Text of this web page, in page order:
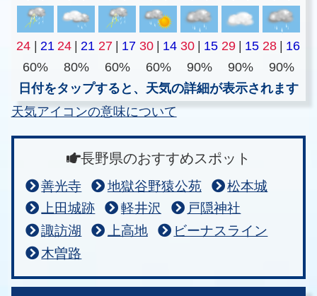
24 | 21 24 | 21 27 | 17 30 | 14 30 | 15 29 | 15 28 | 16
60%
80% 60% 60% 90% 90%
90%
日付をタップすると、天気の詳細が表示されます
天気アイコンの意味について
長野県のおすすめスポット
善光寺 地獄谷野猿公苑
松本城
上田城跡
軽井沢
戸隠神社
諏訪湖
上高地
ビーナスライン
木曽路